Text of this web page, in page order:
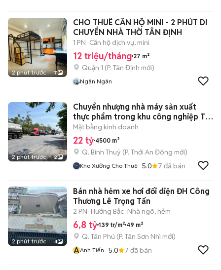
2 phút trước 7
CHO THUÊ CĂN HỘ MINI - 2 PHÚT DI
CHUYỂN NHÀ THỜ TÂN ĐỊNH
1 PN Căn hộ dịch vụ, mini
12 triệu/tháng 27 m²
Quận 1 (P. Tân Định mới)
Ngân Ngân
2 phút trước 2
Chuyển nhượng nhà máy sản xuất
thực phẩm trong khu công nghiệp Trà
Nóc
Mặt bằng kinh doanh
22 tỷ 4500 m²
Q. Bình Thuỷ (P. Thới An Đông mới)
Kho Xưởng Cho Thuê 5.0 7 đã bán
2 phút trước 4
Bán nhà hẻm xe hơi đối diện ĐH Công
Thương Lê Trọng Tấn
2 PN Hướng Bắc Nhà ngõ, hẻm
6,8 tỷ 139 tr/m² 49 m²
Q. Tân Phú (P. Tân Sơn Nhì mới)
AAnh Tiến 5.0 7 đã bán